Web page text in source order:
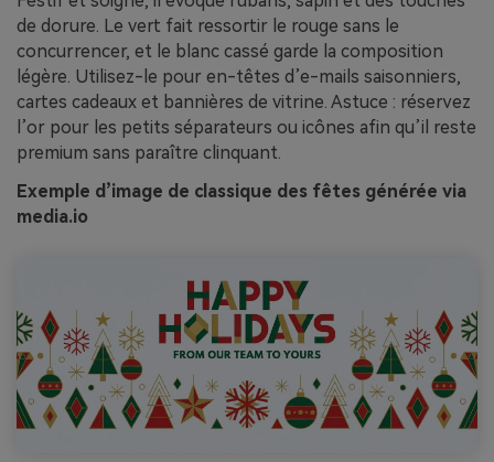
de dorure. Le vert fait ressortir le rouge sans le
concurrencer, et le blanc cassé garde la composition
légère. Utilisez-le pour en-têtes d’e-mails saisonniers,
cartes cadeaux et bannières de vitrine. Astuce : réservez
l’or pour les petits séparateurs ou icônes afin qu’il reste
premium sans paraître clinquant.
Exemple d’image de classique des fêtes générée via
media.io